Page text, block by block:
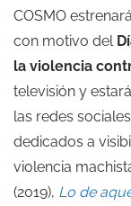
COSMO estrenará
con motivo del
la violencia
televisión y
las redes
dedicados a
violencia
(2019), Lo de